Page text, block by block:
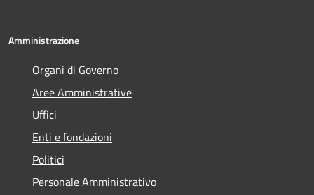
Amministrazione
Organi di Governo
Aree Amministrative
Uffici
Enti e fondazioni
Politici
Personale Amministrativo